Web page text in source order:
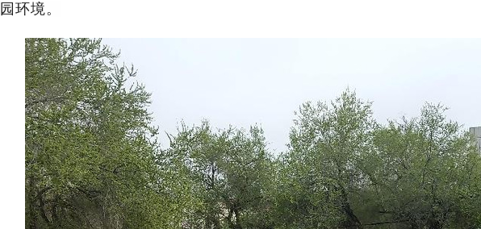
环境。